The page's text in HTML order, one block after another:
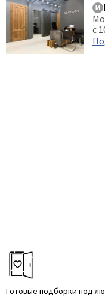
с
Готовые подборки под